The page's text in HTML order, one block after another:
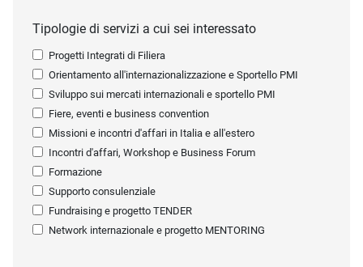
Tipologie di servizi a cui sei interessato
Progetti Integrati di Filiera
Orientamento all'internazionalizzazione e Sportello PMI
Sviluppo sui mercati internazionali e sportello PMI
Fiere, eventi e business convention
Missioni e incontri d'affari in Italia e all'estero
Incontri d'affari, Workshop e Business Forum
Formazione
Supporto consulenziale
Fundraising e progetto TENDER
Network internazionale e progetto MENTORING